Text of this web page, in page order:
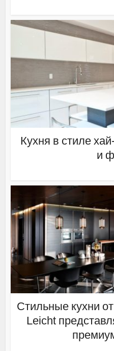
Кухня в стиле
и
Стильные кухни
Leicht